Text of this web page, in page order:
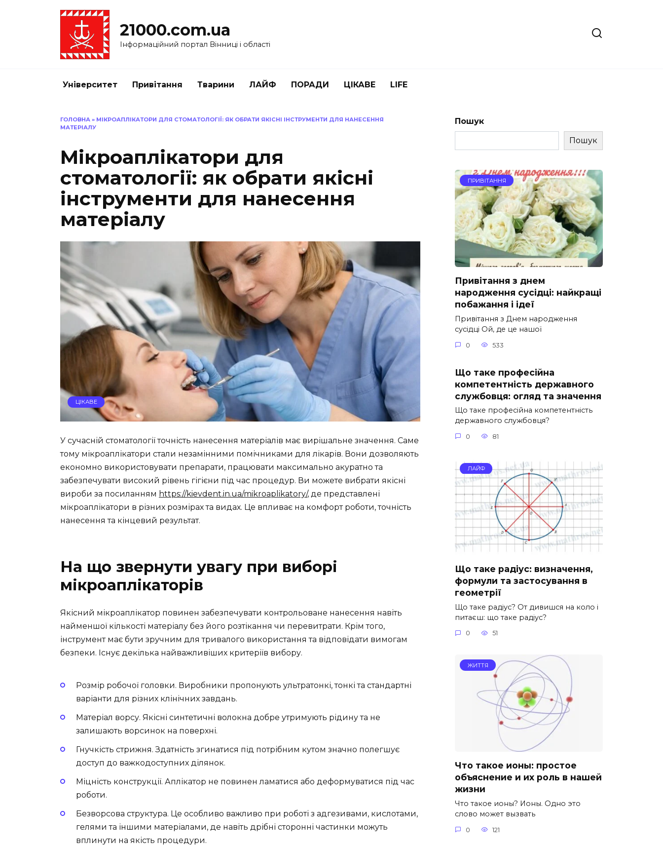
21000.com.ua
Інформаційний портал Вінниці і області
Університет Привітання Тварини ЛАЙФ ПОРАДИ ЦІКАВЕ LIFE
ГОЛОВНА » МІКРОАПЛІКАТОРИ ДЛЯ СТОМАТОЛОГІЇ: ЯК ОБРАТИ ЯКІСНІ ІНСТРУМЕНТИ ДЛЯ НАНЕСЕННЯ
МАТЕРІАЛУ
Мікроаплікатори для
стоматології: як обрати якісні
інструменти для нанесення
матеріалу
ЦІКАВЕ
У сучасній стоматології точність нанесення матеріалів має вирішальне значення. Саме
тому мікроаплікатори стали незамінними помічниками для лікарів. Вони дозволяють
економно використовувати препарати, працювати максимально акуратно та
забезпечувати високий рівень гігієни під час процедур. Ви можете вибрати якісні
вироби за посиланням https://kievdent.in.ua/mikroaplikatory/, де представлені
мікроаплікатори в різних розмірах та видах. Це впливає на комфорт роботи, точність
нанесення та кінцевий результат.
На що звернути увагу при виборі
мікроаплікаторів
Якісний мікроаплікатор повинен забезпечувати контрольоване нанесення навіть
найменшої кількості матеріалу без його розтікання чи перевитрати. Крім того,
інструмент має бути зручним для тривалого використання та відповідати вимогам
безпеки. Існує декілька найважливіших критеріїв вибору.
Розмір робочої головки. Виробники пропонують ультратонкі, тонкі та стандартні
варіанти для різних клінічних завдань.
Матеріал ворсу. Якісні синтетичні волокна добре утримують рідину та не
залишають ворсинок на поверхні.
Гнучкість стрижня. Здатність згинатися під потрібним кутом значно полегшує
доступ до важкодоступних ділянок.
Міцність конструкції. Аплікатор не повинен ламатися або деформуватися під час
роботи.
Безворсова структура. Це особливо важливо при роботі з адгезивами, кислотами,
гелями та іншими матеріалами, де навіть дрібні сторонні частинки можуть
вплинути на якість процедури.
Пошук
Пошук
ПРИВІТАННЯ
Привітання з днем
народження сусідці: найкращі
побажання і ідеї
Привітання з Днем народження
сусідці Ой, де це нашої
0 533
Що таке професійна
компетентність державного
службовця: огляд та значення
Що таке професійна компетентність
державного службовця?
0 81
ЛАЙФ
Що таке радіус: визначення,
формули та застосування в
геометрії
Що таке радіус? От дивишся на коло і
питаєш: що таке радіус?
0 51
ЖИТТЯ
Что такое ионы: простое
объяснение и их роль в нашей
жизни
Что такое ионы? Ионы. Одно это
слово может вызвать
0 121